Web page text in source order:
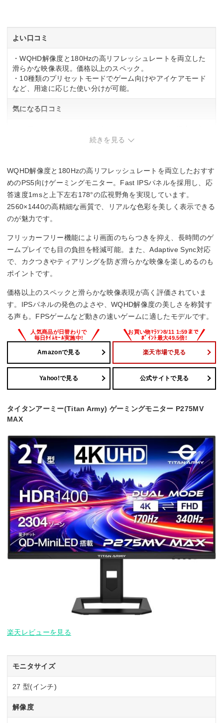
180 Hz
1ms(GtoG)
入力端子
HDMI2.0x2
よい口コミ
・WQHD解像度と180Hzの高リフレッシュレートを両立した
滑らかな映像表現。価格以上のスペック。
・10種類のプリセットモードでゲーム向けやアイケアモード
など、用途に応じた使い分けが可能。
気になる口コミ
続きを見る
WQHD解像度と180Hzの高リフレッシュレートを両立したおすす
めのPS5向けゲーミングモニター。Fast IPSパネルを採用し、応
答速度1msと上下左右178°の広視野角を実現しています。
2560×1440の高精細な画質で、リアルな色彩を美しく表示できる
のが魅力です。
フリッカーフリー機能により画面のちらつきを抑え、長時間のゲ
ームプレイでも目の負担を軽減可能。また、Adaptive Sync対応
で、カクつきやティアリングを防ぎ滑らかな映像を楽しめるのも
ポイントです。
価格以上のスペックと滑らかな映像表現が高く評価されていま
す。IPSパネルの発色のよさや、WQHD解像度の美しさを称賛す
る声も。FPSゲームなど動きの速いゲームに適したモデルです。
Amazonで見る 楽天市場で見る
Yahoo!で見る 公式サイトで見る
タイタンアーミー(Titan Army) ゲーミングモニター P275MV
MAX
楽天レビューを見る
モニタサイズ
27 型(インチ)
解像度